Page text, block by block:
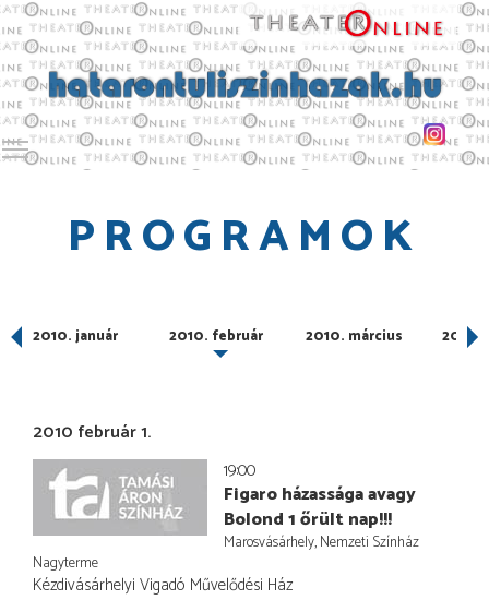
Toggle main menu visibility
PROGRAMOK
2010. január 2010. február 2010. március 2010.
2010 február 1.
19:00
Figaro házassága avagy
Bolond 1 őrült nap!!!
Marosvásárhely, Nemzeti Színház
Nagyterme
Kézdivásárhelyi Vigadó Művelődési Ház